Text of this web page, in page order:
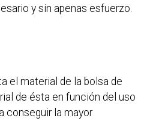
y sin apenas esfuerzo.
el material de la bolsa de
de ésta en función del uso
conseguir la mayor